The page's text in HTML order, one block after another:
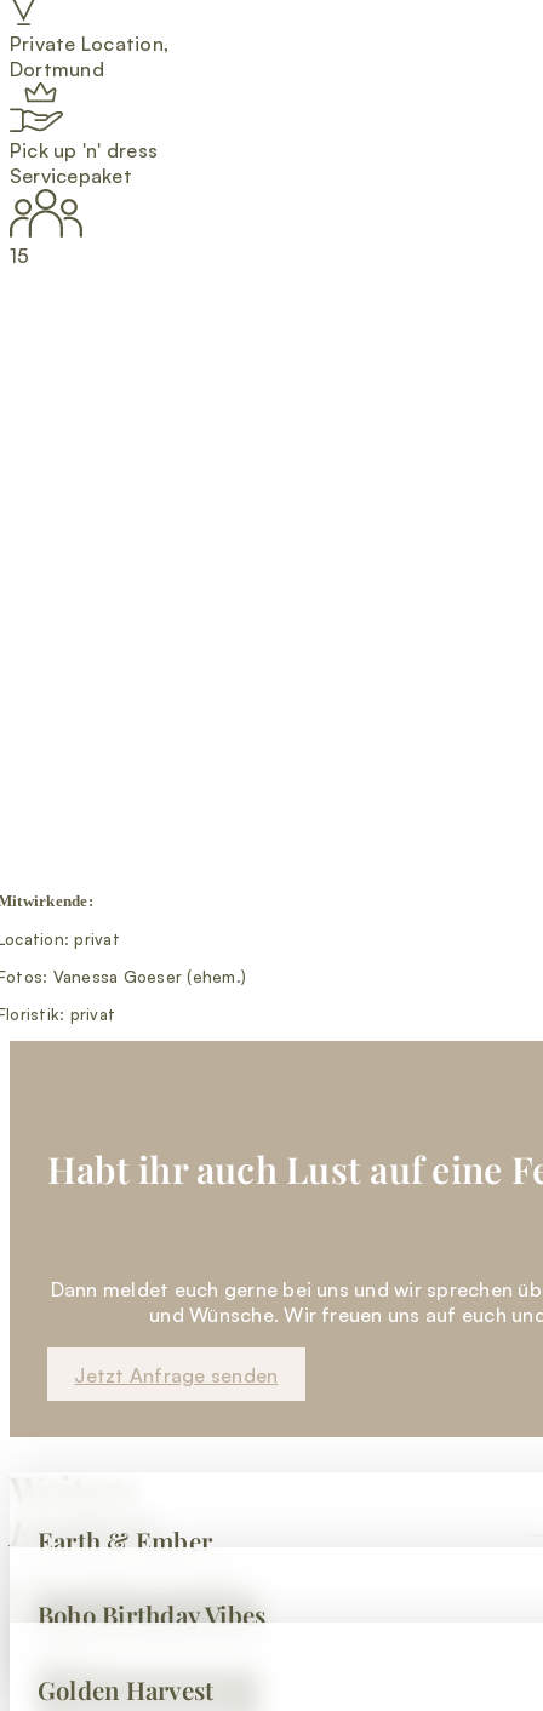
Private Location,
Dortmund
Pick up 'n' dress
Servicepaket
15
privat
Vanessa Goeser (ehem.)
privat
Habt ihr auch Lust auf eine
Dann meldet euch gerne bei uns und wir sprechen
und Wünsche. Wir freuen uns auf euch
Jetzt Anfrage senden
Weitere
Einblicke
Earth & Ember
Hochzeit ansehen
Boho Birthday Vibes
Hochzeit ansehen
Golden Harvest